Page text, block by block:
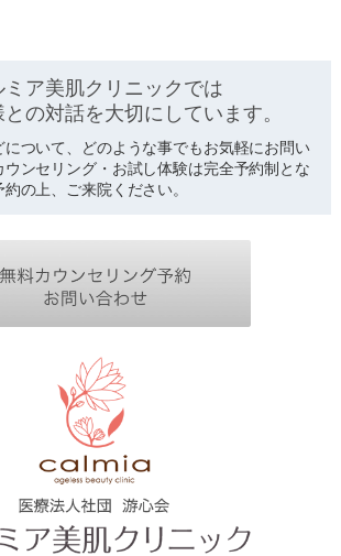
ミア美肌クリニックでは
の対話を大切にしています。
について、どのような事でもお気軽にお問い
ンセリング・お試し体験は完全予約制とな
の上、ご来院ください。